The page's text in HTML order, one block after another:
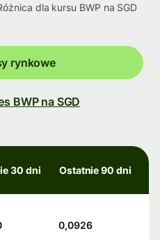
dla kursu BWP na SGD
rynkowe
BWP na SGD
30 dni Ostatnie 90 dni
0,0926